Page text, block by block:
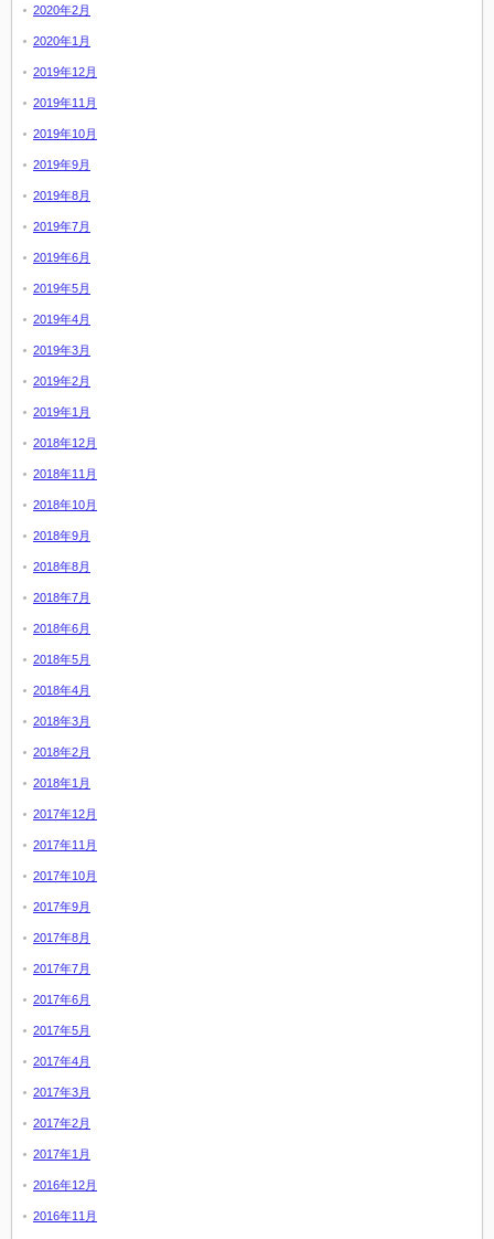
2020年2月
2020年1月
2019年12月
2019年11月
2019年10月
2019年9月
2019年8月
2019年7月
2019年6月
2019年5月
2019年4月
2019年3月
2019年2月
2019年1月
2018年12月
2018年11月
2018年10月
2018年9月
2018年8月
2018年7月
2018年6月
2018年5月
2018年4月
2018年3月
2018年2月
2018年1月
2017年12月
2017年11月
2017年10月
2017年9月
2017年8月
2017年7月
2017年6月
2017年5月
2017年4月
2017年3月
2017年2月
2017年1月
2016年12月
2016年11月